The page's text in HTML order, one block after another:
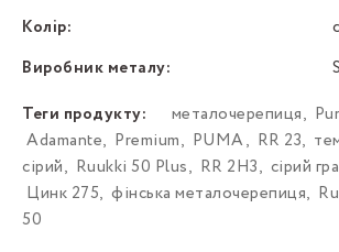
Колір:
Виробник металу:
Теги продукту:
металочерепиця,
Adamante, Premium, PUMA, RR 23,
сірий, Ruukki 50 Plus, RR 2H3, сірий
Цинк 275, фінська металочерепиця,
50